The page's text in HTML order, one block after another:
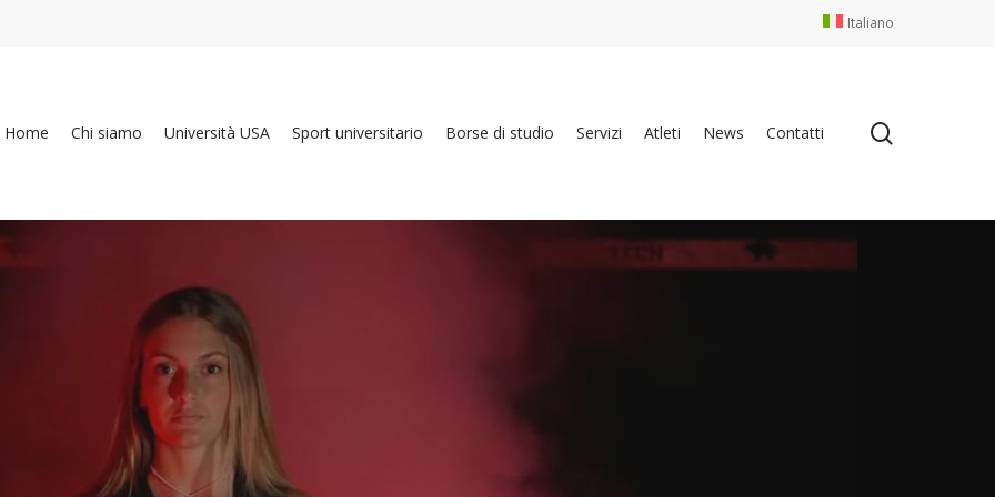
Italiano
Home Chi siamo Università USA Sport universitario Borse di studio Servizi Atleti News Contatti